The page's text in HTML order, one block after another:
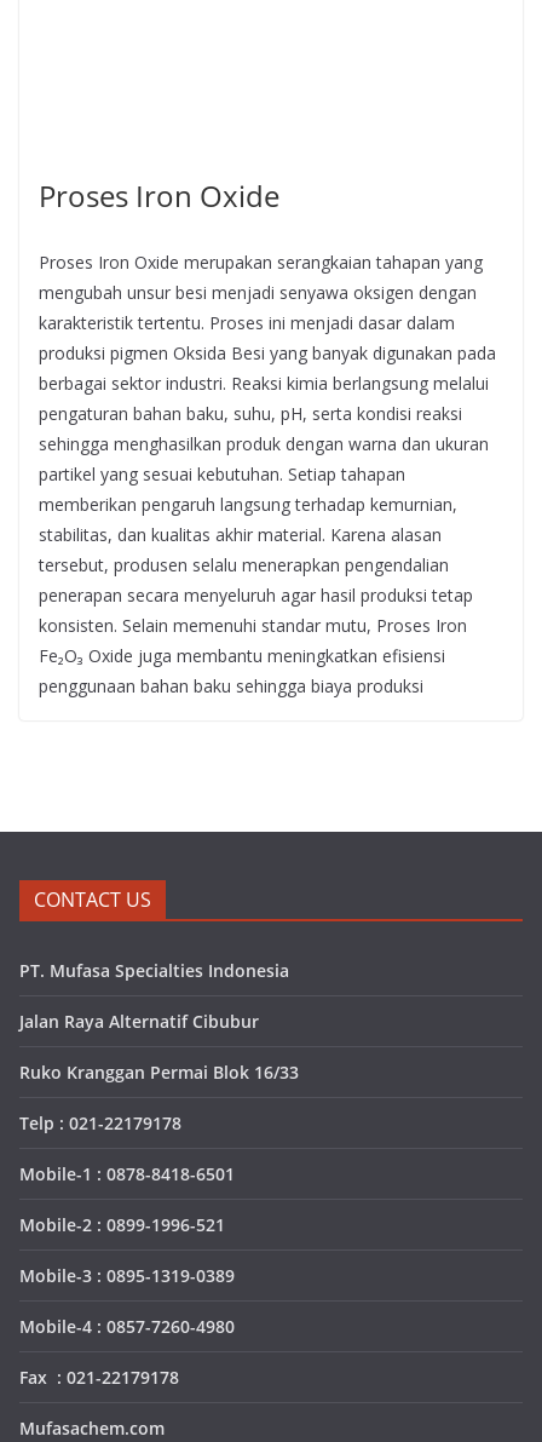
Proses Iron Oxide
Proses Iron Oxide merupakan serangkaian tahapan yang
mengubah unsur besi menjadi senyawa oksigen dengan
karakteristik tertentu. Proses ini menjadi dasar dalam
produksi pigmen Oksida Besi yang banyak digunakan pada
berbagai sektor industri. Reaksi kimia berlangsung melalui
pengaturan bahan baku, suhu, pH, serta kondisi reaksi
sehingga menghasilkan produk dengan warna dan ukuran
partikel yang sesuai kebutuhan. Setiap tahapan
memberikan pengaruh langsung terhadap kemurnian,
stabilitas, dan kualitas akhir material. Karena alasan
tersebut, produsen selalu menerapkan pengendalian
penerapan secara menyeluruh agar hasil produksi tetap
konsisten. Selain memenuhi standar mutu, Proses Iron
Fe₂O₃ Oxide juga membantu meningkatkan efisiensi
penggunaan bahan baku sehingga biaya produksi
CONTACT US
PT. Mufasa Specialties Indonesia
Jalan Raya Alternatif Cibubur
Ruko Kranggan Permai Blok 16/33
Telp : 021-22179178
Mobile-1 : 0878-8418-6501
Mobile-2 : 0899-1996-521
Mobile-3 : 0895-1319-0389
Mobile-4 : 0857-7260-4980
Fax : 021-22179178
Mufasachem.com